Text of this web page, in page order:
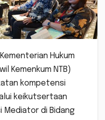
Hukum
Kemenkum NTB)
kompetensi
keikutsertaan
Mediator di Bidang